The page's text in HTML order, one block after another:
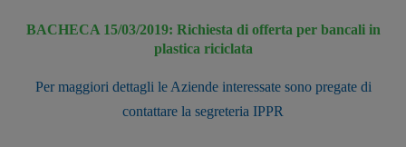
BACHECA 15/03/2019: Richiesta di offerta per bancali in
plastica riciclata
Per maggiori dettagli le Aziende interessate sono pregate di
contattare la segreteria IPPR